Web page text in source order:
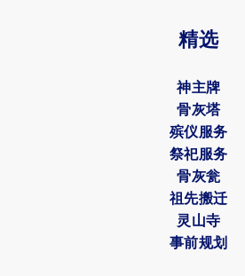
精选
神主牌
骨灰塔
殡仪服务
祭祀服务
骨灰瓮
祖先搬迁
灵山寺
事前规划